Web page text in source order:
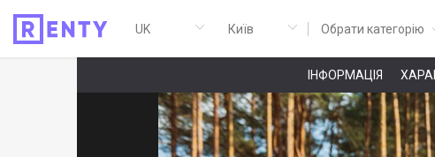
Обрати категорію
ІНФОРМАЦІЯ